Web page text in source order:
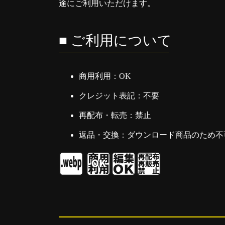
途にご利用いただけます。
■ ご利用について
商用利用：OK
クレジット表記：不要
再配布・転売：禁止
返品・交換：ダウンロード商品のため不